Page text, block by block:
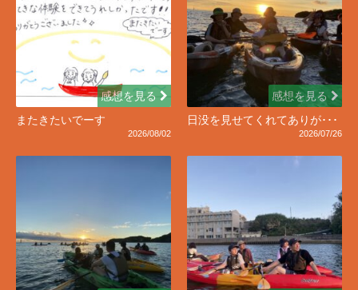
感想を見る
またきたいでーす
2026/08/02
感想を見る
日没を見せてくれてありが･･･
2026/07/26